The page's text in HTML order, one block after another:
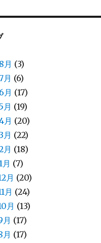
月 (3)
月 (6)
月 (17)
月 (19)
月 (20)
月 (22)
月 (18)
(7)
月 (20)
月 (24)
月 (13)
(17)
(17)